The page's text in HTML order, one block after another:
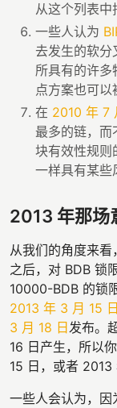
从这个列表中
一些人认为
去发生的软分
所具有的许
点方案也可以
在 2010 年 7
最多的链，而
块有效性规则
一样具有某些
2013 年那场
从我们的角度来
之后，对 BDB 锁
10000-BDB 的锁
2013 年 3 月 15 日
3 月 18 日 发布。
16 日产生，所以
15 日，或者 2013
一些人会认为，